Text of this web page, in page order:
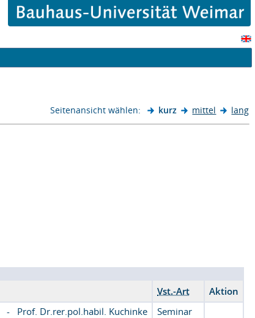
Seitenansicht wählen: kurz mittel lang
Vst.-Art
Aktion
- Prof. Dr.rer.pol.habil. Kuchinke
Seminar